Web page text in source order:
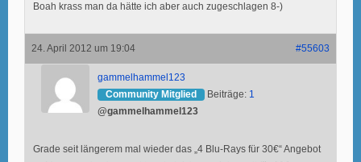
Boah krass man da hätte ich aber auch zugeschlagen 8-)
24. April 2012 um 19:04 #55603
gammelhammel123
Community Mitglied
Beiträge: 1
@gammelhammel123
Grade seit längerem mal wieder das „4 Blu-Rays für 30€“ Angebot